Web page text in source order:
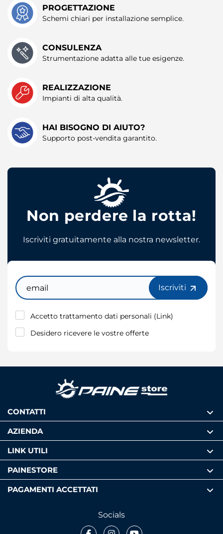
PROGETTAZIONE
Schemi chiari per installazione semplice.
CONSULENZA
Strumentazione adatta alle tue esigenze.
REALIZZAZIONE
Impianti di alta qualità.
HAI BISOGNO DI AIUTO?
Supporto post-vendita garantito.
Non perdere la rotta!
Iscriviti gratuitamente alla nostra newsletter.
Email
Iscriviti
Accetto trattamento dati personali (Link)
Desidero ricevere le vostre offerte
CONTATTI
AZIENDA
LINK UTILI
PAINESTORE
PAGAMENTI ACCETTATI
Socials
FacebookInstagramYoutube